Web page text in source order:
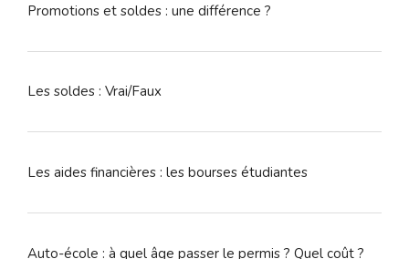
Promotions et soldes : une différence ?
Les soldes : Vrai/Faux
Les aides financières : les bourses étudiantes
Auto-école : à quel âge passer le permis ? Quel coût ?